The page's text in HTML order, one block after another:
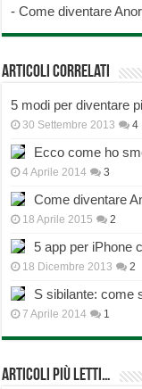
-Come diventare
Articoli correlati
5 modi per diventare
30 Settembre 2013 4
Ecco come ho
4 Aprile 2014 3
Come diventare
18 Aprile 2015 2
5 app per iPhone
18 Dicembre 2013 2
S sibilante: come
7 Aprile 2014 1
Articoli più Letti…